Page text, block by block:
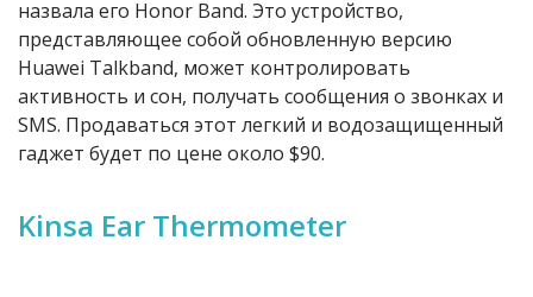
назвала его Honor Band. Это устройство,
представляющее собой обновленную версию
Huawei Talkband, может контролировать
активность и сон, получать сообщения о звонках и
SMS. Продаваться этот легкий и водозащищенный
гаджет будет по цене около $90.
Kinsa Ear Thermometer